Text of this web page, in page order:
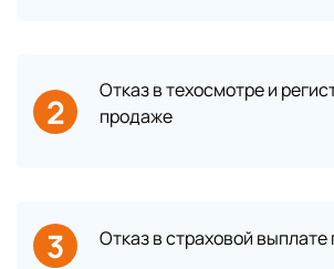
2
Отказ в техосмотре и
продаже
3 Отказ в страховой